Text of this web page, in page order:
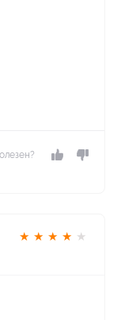
★ ★ ★ ★ ★